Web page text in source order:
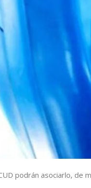
podrán asociarlo, de